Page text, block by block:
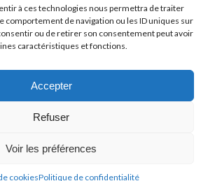
à ces technologies nous permettra de traiter
comportement de navigation ou les ID uniques sur
ou de retirer son consentement peut avoir
caractéristiques et fonctions.
Accepter
Refuser
Voir les préférences
cookiesPolitique de confidentialité
02 37 97 01 95